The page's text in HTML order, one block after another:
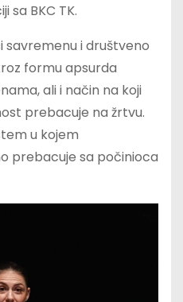
sa BKC TK.
savremenu i društveno
formu apsurda
ali i način na koji
prebacuje na žrtvu.
u kojem
prebacuje sa počinioca